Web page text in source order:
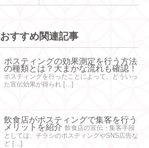
おすすめ関連記事
ポスティングの効果測定を行う方法
の種類とは？大まかな流れも確認！
ポスティングを行ったことによって、どういっ
た宣伝効果が得られ […]
飲食店がポスティングで集客を行う
メリットを紹介 飲食店の宣伝・集客手段
としては、チラシのポスティングやSNS広告な
ど […]